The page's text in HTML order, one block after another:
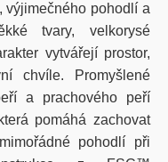
výjimečného pohodlí a
tvary, velkorysé
vytvářejí prostor,
chvíle. Promyšlené
a prachového peří
pomáhá zachovat
pohodlí při